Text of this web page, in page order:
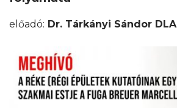
előadó: Dr. Tárkányi Sándor DLA